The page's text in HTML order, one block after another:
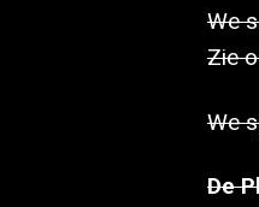
We
Zie
We
De